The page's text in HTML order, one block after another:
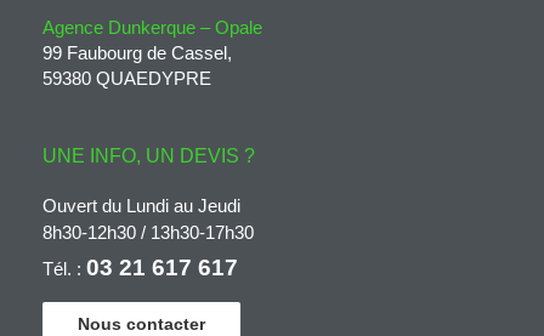
Agence Dunkerque – Opale
99 Faubourg de Cassel,
59380 QUAEDYPRE
UNE INFO, UN DEVIS ?
Ouvert du Lundi au Jeudi
8h30-12h30 / 13h30-17h30
Tél. : 03 21 617 617
Nous contacter